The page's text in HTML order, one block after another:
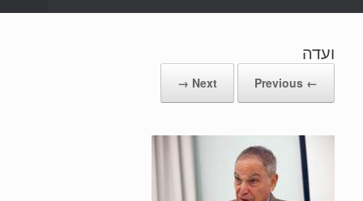
ועדה
← Previous
Next →